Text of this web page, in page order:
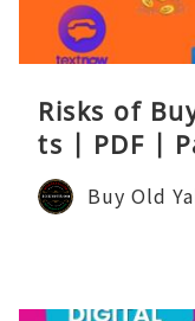
Risks of
ts | PDF |
Buy Old